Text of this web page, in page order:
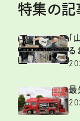
特集の記
る
最